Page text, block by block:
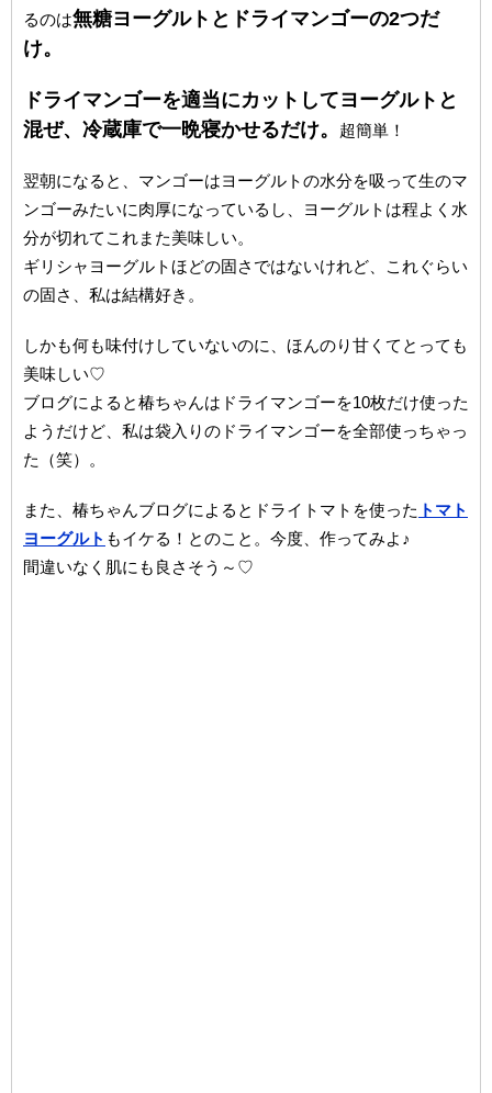
るのは無糖ヨーグルトとドライマンゴーの2つだ
け。
ドライマンゴーを適当にカットしてヨーグルトと
混ぜ、冷蔵庫で一晩寝かせるだけ。
超簡単！
翌朝になると、マンゴーはヨーグルトの水分を吸って生のマ
ンゴーみたいに肉厚になっているし、ヨーグルトは程よく水
分が切れてこれまた美味しい。
ギリシャヨーグルトほどの固さではないけれど、これぐらい
の固さ、私は結構好き。
しかも何も味付けしていないのに、ほんのり甘くてとっても
美味しい♡
ブログによると椿ちゃんはドライマンゴーを10枚だけ使った
ようだけど、私は袋入りのドライマンゴーを全部使っちゃっ
た（笑）。
また、椿ちゃんブログによるとドライトマトを使った トマト
ヨーグルト もイケる！とのこと。今度、作ってみよ♪
間違いなく肌にも良さそう～♡